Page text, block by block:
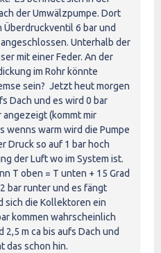
der Umwälzpumpe. Dort
Überdruckventil 6 bar und
Unterhalb der
mit einer Feder. An der
im Rohr könnte
sein? Jetzt heut morgen
Dach und es wird 0 bar
angezeigt (kommt mir
wenns warm wird die Pumpe
Druck so auf 1 bar hoch
der Luft wo im System ist.
T oben = T unten + 15 Grad
bar runter und es fängt
sich die Kollektoren ein
kommen wahrscheinlich
2,5 m ca bis aufs Dach und
das schon hin.